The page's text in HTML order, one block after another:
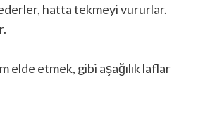
ederler, hatta tekmeyi vururlar.
elde etmek, gibi aşağılık laflar